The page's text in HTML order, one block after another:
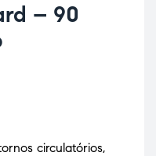
– 90
circulatórios,